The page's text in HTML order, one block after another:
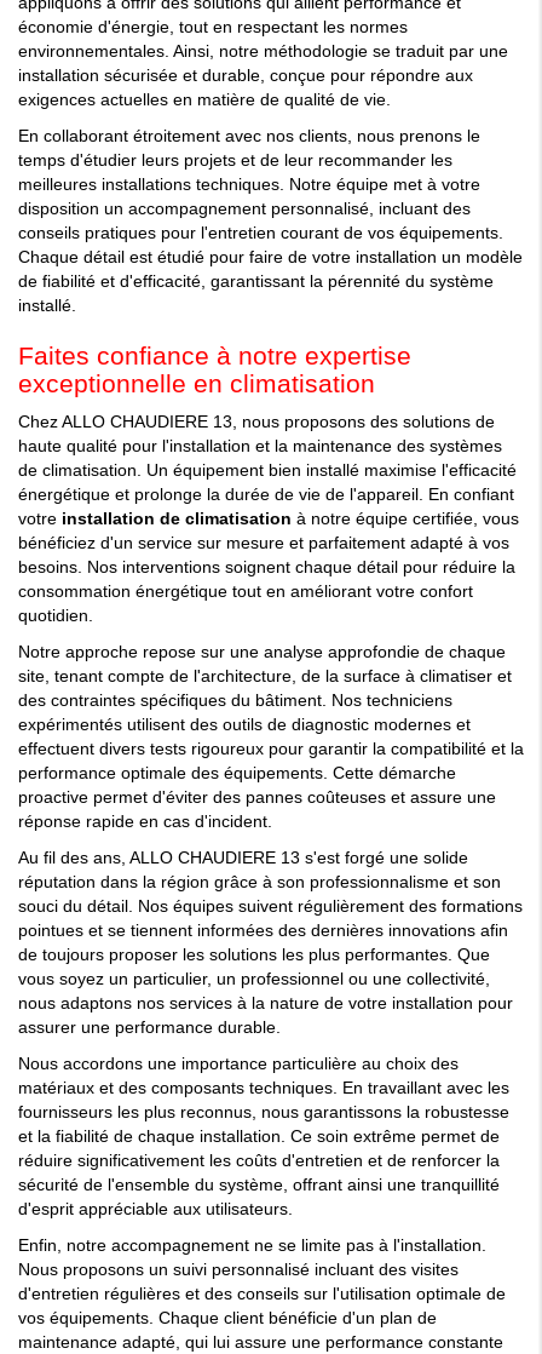
économie d'énergie, tout en respectant les normes
environnementales. Ainsi, notre méthodologie se traduit par une
installation sécurisée et durable, conçue pour répondre aux
exigences actuelles en matière de qualité de vie.
En collaborant étroitement avec nos clients, nous prenons le
temps d'étudier leurs projets et de leur recommander les
meilleures installations techniques. Notre équipe met à votre
disposition un accompagnement personnalisé, incluant des
conseils pratiques pour l'entretien courant de vos équipements.
Chaque détail est étudié pour faire de votre installation un modèle
de fiabilité et d'efficacité, garantissant la pérennité du système
installé.
Faites confiance à notre expertise
exceptionnelle en climatisation
Chez ALLO CHAUDIERE 13, nous proposons des solutions de
haute qualité pour l'installation et la maintenance des systèmes
de climatisation. Un équipement bien installé maximise l'efficacité
énergétique et prolonge la durée de vie de l'appareil. En confiant
votre installation de climatisation à notre équipe certifiée, vous
bénéficiez d'un service sur mesure et parfaitement adapté à vos
besoins. Nos interventions soignent chaque détail pour réduire la
consommation énergétique tout en améliorant votre confort
quotidien.
Notre approche repose sur une analyse approfondie de chaque
site, tenant compte de l'architecture, de la surface à climatiser et
des contraintes spécifiques du bâtiment. Nos techniciens
expérimentés utilisent des outils de diagnostic modernes et
effectuent divers tests rigoureux pour garantir la compatibilité et la
performance optimale des équipements. Cette démarche
proactive permet d'éviter des pannes coûteuses et assure une
réponse rapide en cas d'incident.
Au fil des ans, ALLO CHAUDIERE 13 s'est forgé une solide
réputation dans la région grâce à son professionnalisme et son
souci du détail. Nos équipes suivent régulièrement des formations
pointues et se tiennent informées des dernières innovations afin
de toujours proposer les solutions les plus performantes. Que
vous soyez un particulier, un professionnel ou une collectivité,
nous adaptons nos services à la nature de votre installation pour
assurer une performance durable.
Nous accordons une importance particulière au choix des
matériaux et des composants techniques. En travaillant avec les
fournisseurs les plus reconnus, nous garantissons la robustesse
et la fiabilité de chaque installation. Ce soin extrême permet de
réduire significativement les coûts d'entretien et de renforcer la
sécurité de l'ensemble du système, offrant ainsi une tranquillité
d'esprit appréciable aux utilisateurs.
Enfin, notre accompagnement ne se limite pas à l'installation.
Nous proposons un suivi personnalisé incluant des visites
d'entretien régulières et des conseils sur l'utilisation optimale de
vos équipements. Chaque client bénéficie d'un plan de
maintenance adapté, qui lui assure une performance constante